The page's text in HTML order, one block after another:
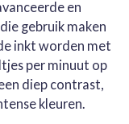
en
gebruik maken
inkt worden met
per minuut op
diep contrast,
kleuren.